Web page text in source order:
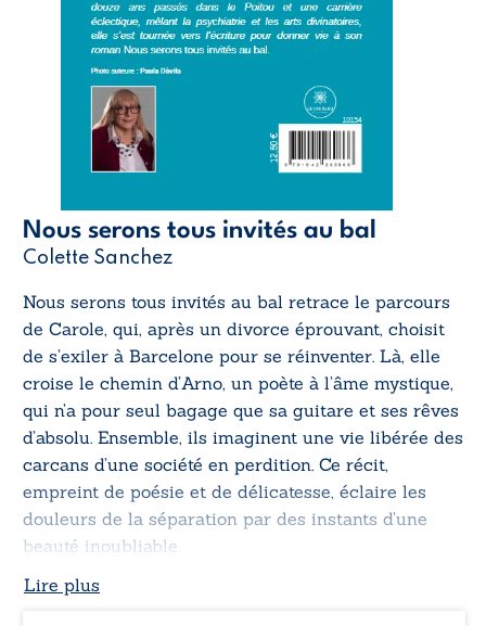
Nous serons tous invités au bal
Colette Sanchez
Nous serons tous invités au bal retrace le parcours
de Carole, qui, après un divorce éprouvant, choisit
de s’exiler à Barcelone pour se réinventer. Là, elle
croise le chemin d’Arno, un poète à l’âme mystique,
qui n’a pour seul bagage que sa guitare et ses rêves
d’absolu. Ensemble, ils imaginent une vie libérée des
carcans d’une société en perdition. Ce récit,
empreint de poésie et de délicatesse, éclaire les
douleurs de la séparation par des instants d’une
beauté inoubliable.
Lire plus